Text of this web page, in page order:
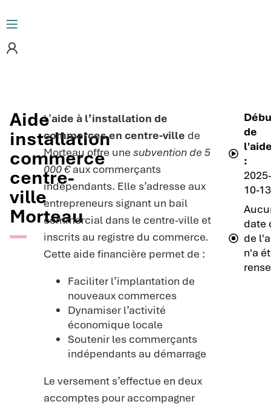
Aide
installation
commerce
centre-
ville
Morteau
L’aide à l’installation de
commerces en centre-ville de
Morteau offre une subvention de 5
000 €aux commerçants
indépendants. Elle s’adresse aux
entrepreneurs signant un bail
commercial dans le centre-ville et
inscrits au registre du commerce.
Cette aide financière permet de :
Faciliter l’implantation de
nouveaux commerces
Dynamiser l’activité
économique locale
Soutenir les commerçants
indépendants au démarrage
Le versement s’effectue en deux
accomptes pour accompagner
de
:
2025-
10-13
date
de
n'a